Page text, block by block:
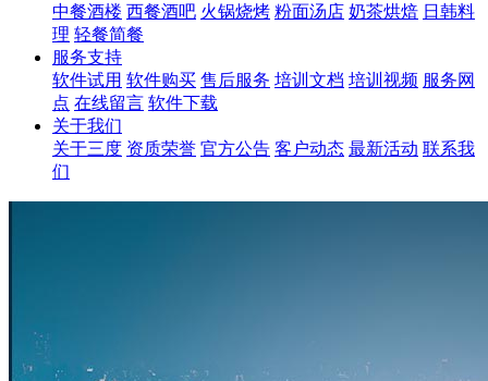
中餐酒楼 西餐酒吧 火锅烧烤 粉面汤店 奶茶烘焙 日韩料
理 轻餐简餐
服务支持
软件试用 软件购买 售后服务 培训文档 培训视频 服务网
点 在线留言 软件下载
关于我们
关于三度 资质荣誉 官方公告 客户动态 最新活动 联系我
们